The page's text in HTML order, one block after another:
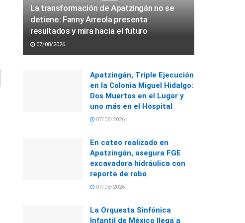
La transformación de Apatzingán no se
detiene: Fanny Arreola presenta
resultados y mira hacia el futuro
07/08/2026
Apatzingán, Triple Ejecución
en la Colonia Miguel Hidalgo:
Dos Muertos en el Lugar y
uno más en el Hospital
07/08/2026
En cateo realizado en
Apatzingán, asegura FGE
excavadora hidráulica con
reporte de robo
07/08/2026
La Orquesta Sinfónica
Infantil de México llega a